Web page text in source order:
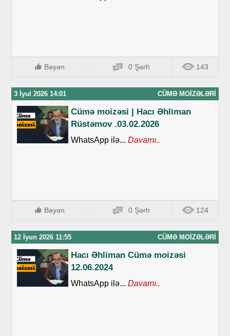
Bəyən 0 Şərh 143
3 İyul 2026 14:01 CÜMƏ MOIZƏLƏRI
Cümə moizəsi | Hacı Əhliman
Rüstəmov .03.02.2026
WhatsApp ilə... Davamı..
Bəyən 0 Şərh 124
12 İyun 2026 11:55 CÜMƏ MOIZƏLƏRI
Hacı Əhliman Cümə moizəsi
12.06.2024
WhatsApp ilə... Davamı..